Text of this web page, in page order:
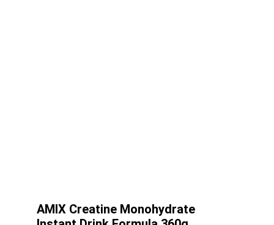
AMIX Creatine Monohydrate